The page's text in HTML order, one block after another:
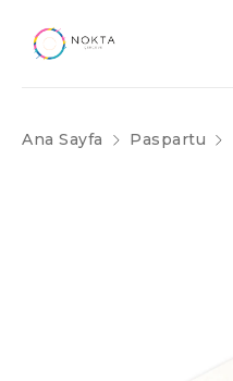
Ana Sayfa Paspartu